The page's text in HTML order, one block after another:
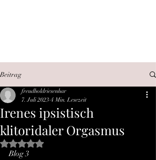
Beitrag
Irenes ipsistisch
klitoridaler Orgasmus
freudholdriesenhar
7. Juli 2023 4 Min. Lesezeit
Mit NaN von 5 Sternen bewertet.
Blog 3